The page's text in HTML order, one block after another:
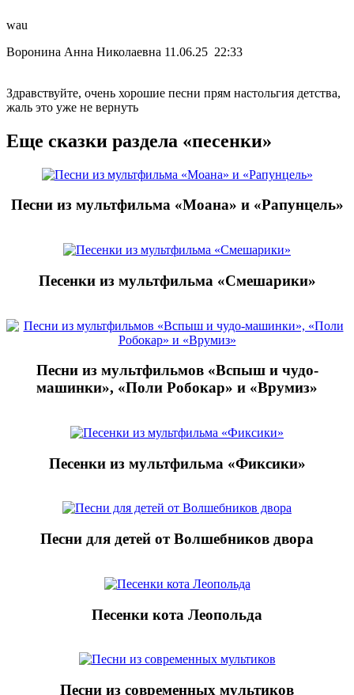
wau
Воронина Анна Николаевна 11.06.25 22:33
Здравствуйте, очень хорошие песни прям настольгия детства,
жаль это уже не вернуть
Еще сказки раздела «песенки»
Песни из мультфильма «Моана» и «Рапунцель»
Песенки из мультфильма «Смешарики»
Песни из мультфильмов «Вспыш и чудо-
машинки», «Поли Робокар» и «Врумиз»
Песенки из мультфильма «Фиксики»
Песни для детей от Волшебников двора
Песенки кота Леопольда
Песни из современных мультиков